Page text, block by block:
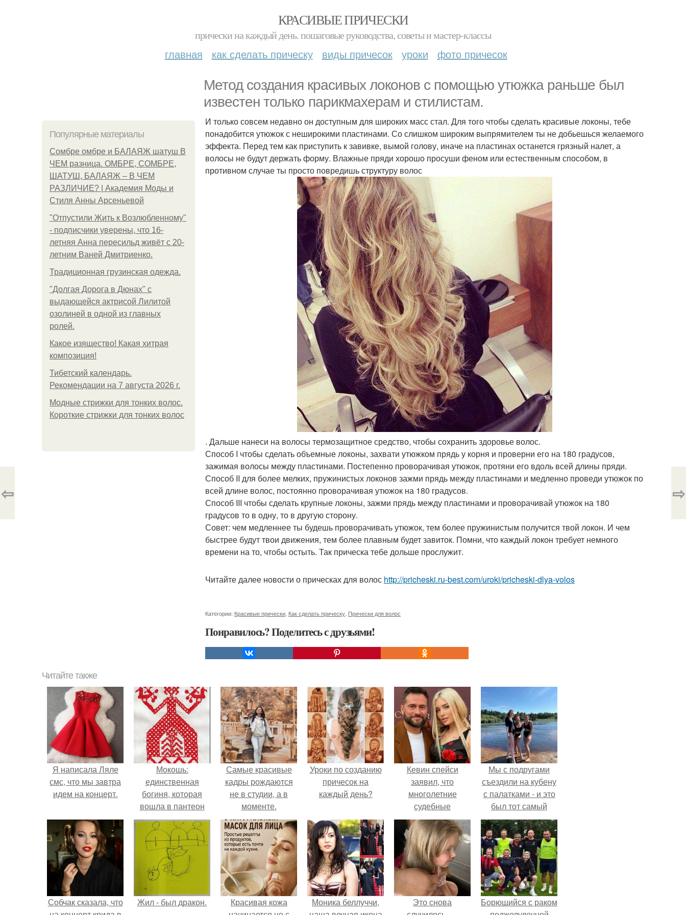
КРАСИВЫЕ ПРИЧЕСКИ
прически на каждый день. пошаговые руководства, советы и мастер-классы
главная как сделать прическу виды причесок уроки фото причесок
Метод создания красивых локонов с помощью утюжка раньше был
известен только парикмахерам и стилистам.
Популярные материалы
Сомбре омбре и БАЛАЯЖ шатуш В
ЧЕМ разница. ОМБРЕ, СОМБРЕ,
ШАТУШ, БАЛАЯЖ – В ЧЕМ
РАЗЛИЧИЕ? | Академия Моды и
Стиля Анны Арсеньевой
"Отпустили Жить к Возлюбленному"
- подписчики уверены, что 16-
летняя Анна пересильд живёт с 20-
летним Ваней Дмитриенко.
Традиционная грузинская одежда.
"Долгая Дорога в Дюнах" с
выдающейся актрисой Лилитой
озолиней в одной из главных
ролей.
Какое изящество! Какая хитрая
композиция!
Тибетский календарь.
Рекомендации на 7 августа 2026 г.
Модные стрижки для тонких волос.
Короткие стрижки для тонких волос
И только совсем недавно он доступным для широких масс стал. Для того чтобы сделать красивые локоны, тебе
понадобится утюжок с неширокими пластинами. Со слишком широким выпрямителем ты не добьешься желаемого
эффекта. Перед тем как приступить к завивке, вымой голову, иначе на пластинах останется грязный налет, а
волосы не будут держать форму. Влажные пряди хорошо просуши феном или естественным способом, в
противном случае ты просто повредишь структуру волос
. Дальше нанеси на волосы термозащитное средство, чтобы сохранить здоровье волос.
Способ I чтобы сделать объемные локоны, захвати утюжком прядь у корня и проверни его на 180 градусов,
зажимая волосы между пластинами. Постепенно проворачивая утюжок, протяни его вдоль всей длины пряди.
Способ II для более мелких, пружинистых локонов зажми прядь между пластинами и медленно проведи утюжок по
всей длине волос, постоянно проворачивая утюжок на 180 градусов.
Способ III чтобы сделать крупные локоны, зажми прядь между пластинами и проворачивай утюжок на 180
градусов то в одну, то в другую сторону.
Совет: чем медленнее ты будешь проворачивать утюжок, тем более пружинистым получится твой локон. И чем
быстрее будут твои движения, тем более плавным будет завиток. Помни, что каждый локон требует немного
времени на то, чтобы остыть. Так прическа тебе дольше прослужит.
Читайте далее новости о прическах для волос http://pricheski.ru-best.com/uroki/pricheski-dlya-volos
Категории: Красивые прически Как сделать прическу Прически для волос
Понравилось? Поделитесь с друзьями!
⇦ ⇨
Читайте также
Я написала Ляле
смс, что мы завтра
идем на концерт.
Мокошь:
единственная
богиня, которая
вошла в пантеон
князя Владимира.
Самые красивые
кадры рождаются
не в студии, а в
моменте.
Уроки по созданию
причесок на
каждый день?
Кевин спейси
заявил, что
многолетние
судебные
разбирательства
практически
уничтожили его
состояние.
Мы с подругами
съездили на кубену
с палатками - и это
был тот самый
отдых, после
которого долго
смеёшься,
вспоминая каждую
мелочь!
Собчак сказала, что
Жил - был дракон.
Красивая кожа
Моника беллуччи,
Это снова
Борющийся с раком